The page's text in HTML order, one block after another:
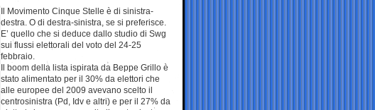
Il Movimento Cinque Stelle è di sinistra-
destra. O di destra-sinistra, se si preferisce.
E’ quello che si deduce dallo studio di Swg
sui flussi elettorali del voto del 24-25
febbraio.
Il boom della lista ispirata da Beppe Grillo è
stato alimentato per il 30% da elettori che
alle europee del 2009 avevano scelto il
centrosinistra (Pd, Idv e altri) e per il 27% da